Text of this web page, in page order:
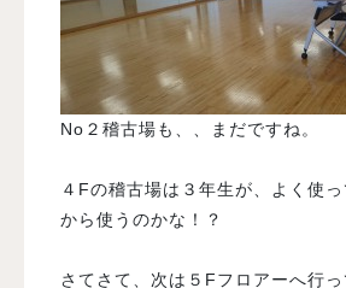
No２稽古場も、、まだですね。
４Fの稽古場は３年生が、よく使
から使うのかな！？
さてさて、次は５Fフロアーへ行っ